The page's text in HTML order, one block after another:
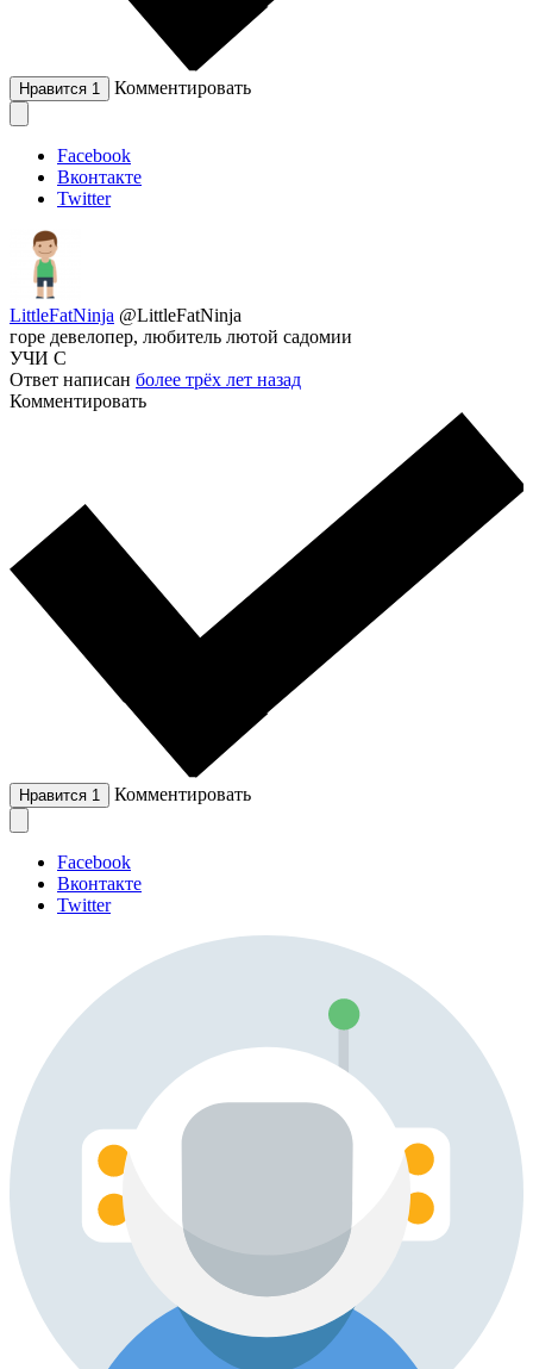
Нравится 1 Комментировать
Facebook
Вконтакте
Twitter
LittleFatNinja @LittleFatNinja
горе девелопер, любитель лютой садомии
УЧИ С
Ответ написан более трёх лет назад
Комментировать
Нравится 1 Комментировать
Facebook
Вконтакте
Twitter